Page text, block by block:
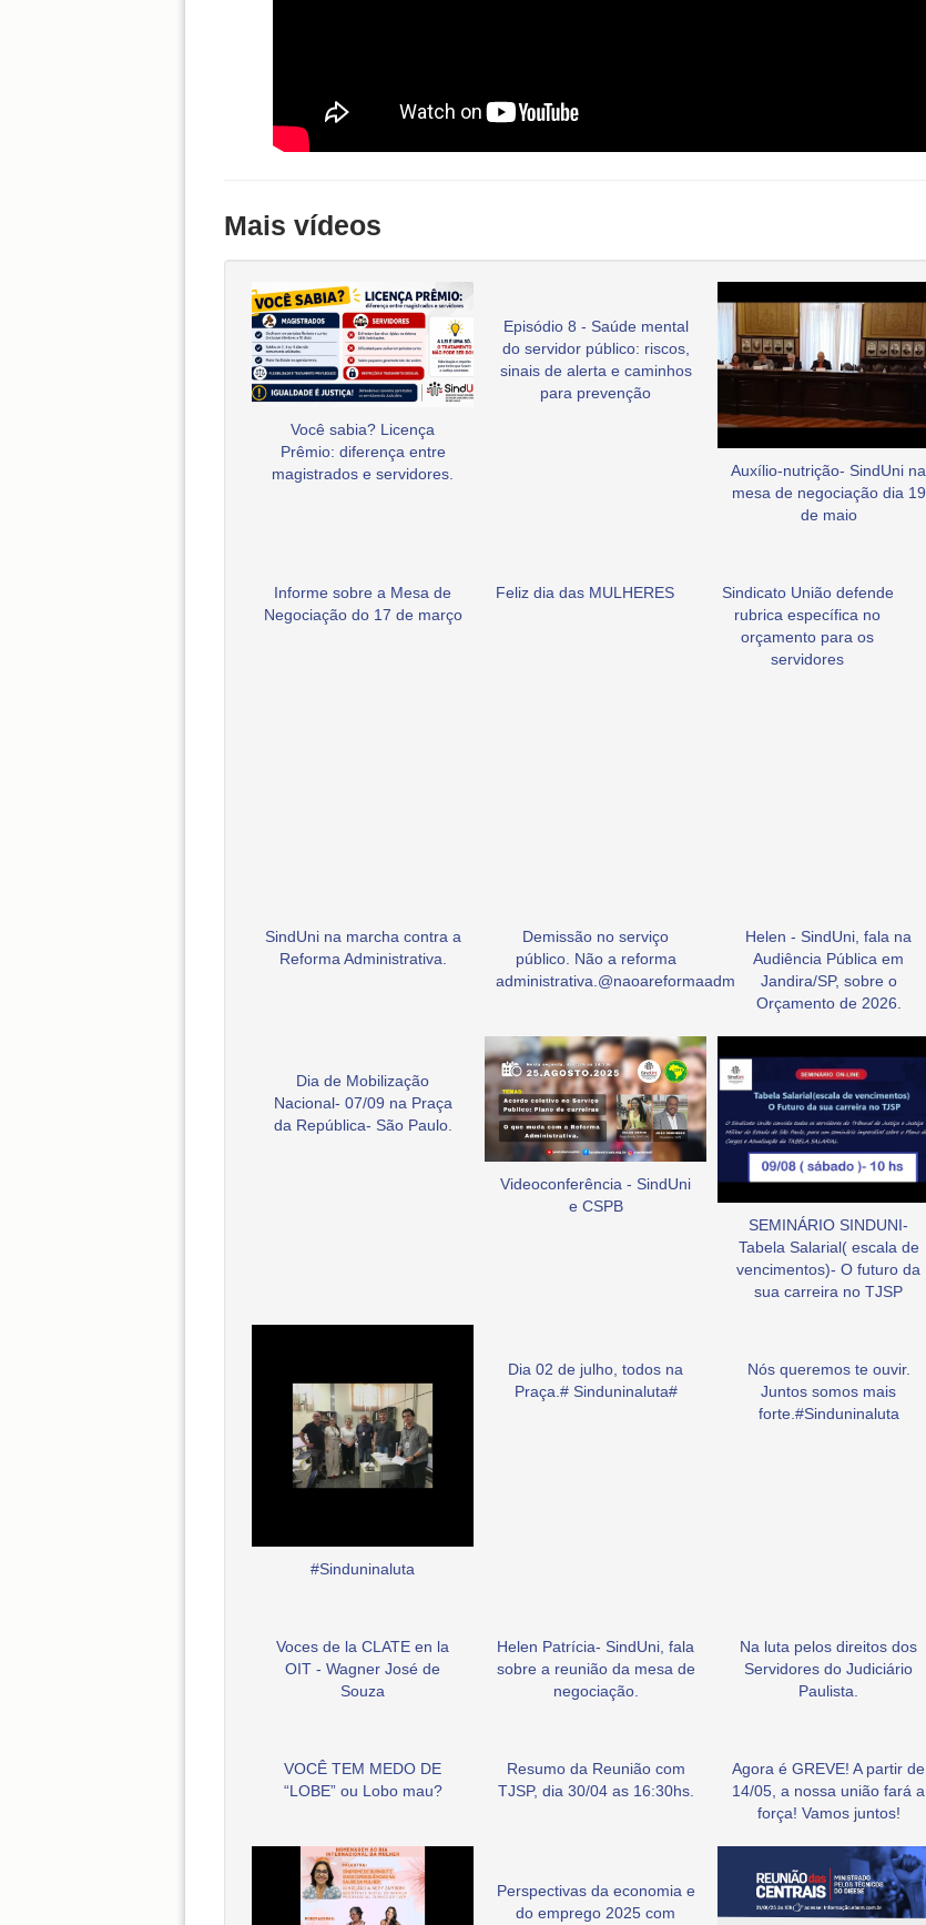
Mais vídeos
Você sabia? Licença
Prêmio: diferença entre
magistrados e servidores.
Episódio 8 - Saúde mental
do servidor público: riscos,
sinais de alerta e caminhos
para prevenção
Auxílio-nutrição- SindUni na
mesa de negociação dia 19
de maio
Informe sobre a Mesa de
Negociação do 17 de março
Feliz dia das MULHERES
Sindicato União defende
rubrica específica no
orçamento para os
servidores
SindUni na marcha contra a
Reforma Administrativa.
Demissão no serviço
público. Não a reforma
administrativa.@naoareformaadm
Helen - SindUni, fala na
Audiência Pública em
Jandira/SP, sobre o
Orçamento de 2026.
Dia de Mobilização
Nacional- 07/09 na Praça
da República- São Paulo.
Videoconferência - SindUni
e CSPB
SEMINÁRIO SINDUNI-
Tabela Salarial( escala de
vencimentos)- O futuro da
sua carreira no TJSP
#Sinduninaluta
Dia 02 de julho, todos na
Praça.# Sinduninaluta#
Nós queremos te ouvir.
Juntos somos mais
forte.#Sinduninaluta
Voces de la CLATE en la
OIT - Wagner José de
Souza
Helen Patrícia- SindUni, fala
sobre a reunião da mesa de
negociação.
Na luta pelos direitos dos
Servidores do Judiciário
Paulista.
VOCÊ TEM MEDO DE
“LOBE” ou Lobo mau?
Resumo da Reunião com
TJSP, dia 30/04 as 16:30hs.
Agora é GREVE! A partir de
14/05, a nossa união fará a
força! Vamos juntos!
Perspectivas da economia e
do emprego 2025 com